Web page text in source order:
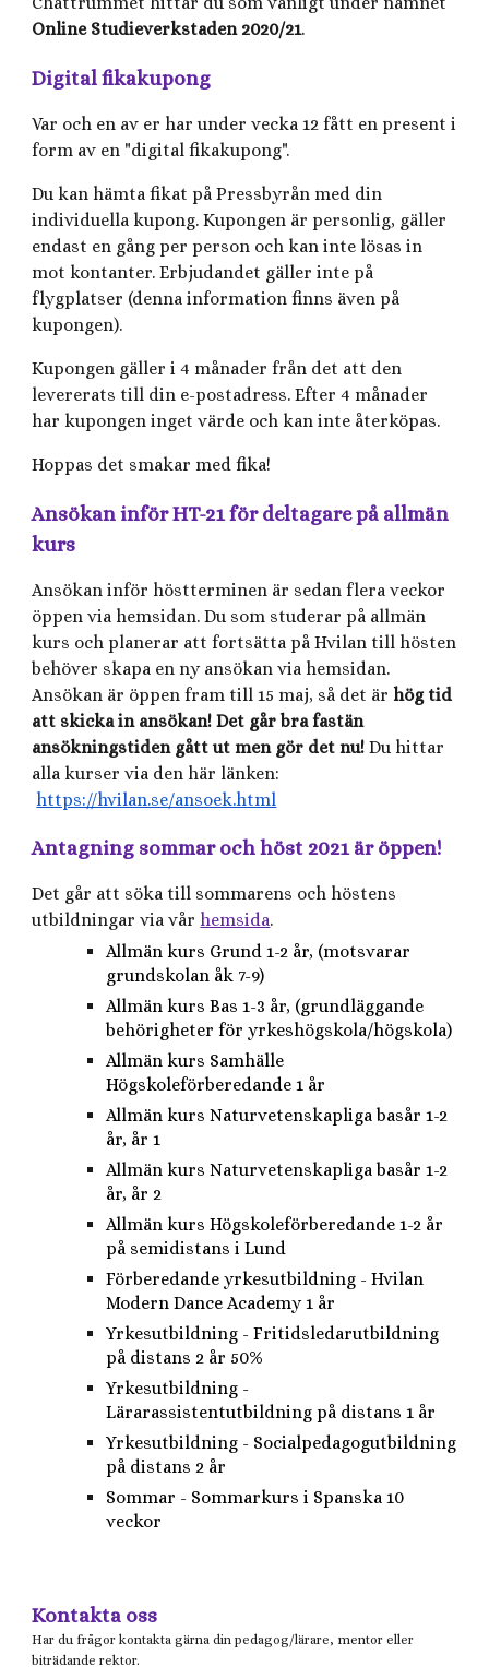
Online Studieverkstaden 2020/21.
Digital fikakupong
Var och en av er har under vecka 12 fått en present i
form av en "digital fikakupong".
Du kan hämta fikat på Pressbyrån med din
individuella kupong. Kupongen är personlig, gäller
endast en gång per person och kan inte lösas in
mot kontanter. Erbjudandet gäller inte på
flygplatser (denna information finns även på
kupongen).
Kupongen gäller i 4 månader från det att den
levererats till din e-postadress. Efter 4 månader
har kupongen inget värde och kan inte återköpas.
Hoppas det smakar med fika!
Ansökan inför HT-21 för deltagare på allmän
kurs
Ansökan inför höstterminen är sedan flera veckor
öppen via hemsidan. Du som studerar på allmän
kurs och planerar att fortsätta på Hvilan till hösten
behöver skapa en ny ansökan via hemsidan.
Ansökan är öppen fram till 15 maj, så det ärhög tid
att skicka in ansökan! Det går bra fastän
ansökningstiden gått ut men gör det nu! Du hittar
alla kurser via den här länken:
https://hvilan.se/ansoek.html
Antagning sommar och höst 2021 är öppen!
Det går att söka till sommarens och höstens
utbildningar via vår hemsida.
Allmän kurs Grund 1-2 år, (motsvarar
grundskolan åk 7-9)
Allmän kurs Bas 1-3 år, (grundläggande
behörigheter för yrkeshögskola/högskola)
Allmän kurs Samhälle
Högskoleförberedande 1 år
Allmän kurs Naturvetenskapliga basår 1-2
år, år 1
Allmän kurs Naturvetenskapliga basår 1-2
år, år 2
Allmän kurs Högskoleförberedande 1-2 år
på semidistans i Lund
Förberedande yrkesutbildning - Hvilan
Modern Dance Academy 1 år
Yrkesutbildning - Fritidsledarutbildning
på distans 2 år 50%
Yrkesutbildning -
Lärarassistentutbildning på distans 1 år
Yrkesutbildning - Socialpedagogutbildning
på distans 2 år
Sommar - Sommarkurs i Spanska 10
veckor
Kontakta oss
Har du frågor kontakta gärna din pedagog/lärare, mentor eller
biträdande rektor.